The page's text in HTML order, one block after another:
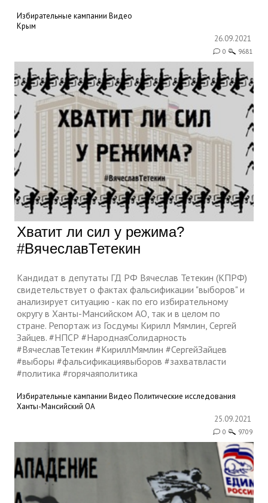
Избирательные кампании Видео
Крым
26.09.2021
0 9681
Хватит ли сил у режима?
#ВячеславТетекин
Кандидат в депутаты ГД РФ Вячеслав Тетекин (КПРФ)
свидетельствует о фактах фальсификации "выборов" и
анализирует ситуацию - как по его избирательному
округу в Ханты-Мансийском АО, так и в целом по
стране. Репортаж из Госдумы Кирилл Мямлин, Сергей
Зайцев. #НПСР #НароднаяСолидарность
#ВячеславТетекин #КириллМямлин #СергейЗайцев
#выборы #фальсификациявыборов #захватвласти
#политика #горячаяполитика
Избирательные кампании Видео Политические исследования
Ханты-Мансийский ОА
25.09.2021
0 9709